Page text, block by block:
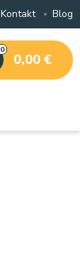
Kontakt Blog
0
0,00 €